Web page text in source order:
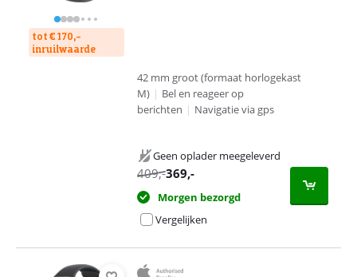
tot € 170,-
inruilwaarde
42 mm groot (formaat horlogekast
M) | Bel en reageer op
berichten | Navigatie via gps
Geen oplader meegeleverd
409,-369,-
Morgen bezorgd
Vergelijken